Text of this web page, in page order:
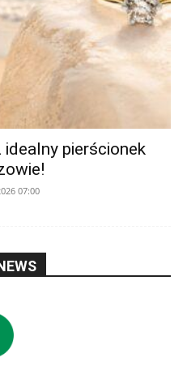
pierścionek
07:00